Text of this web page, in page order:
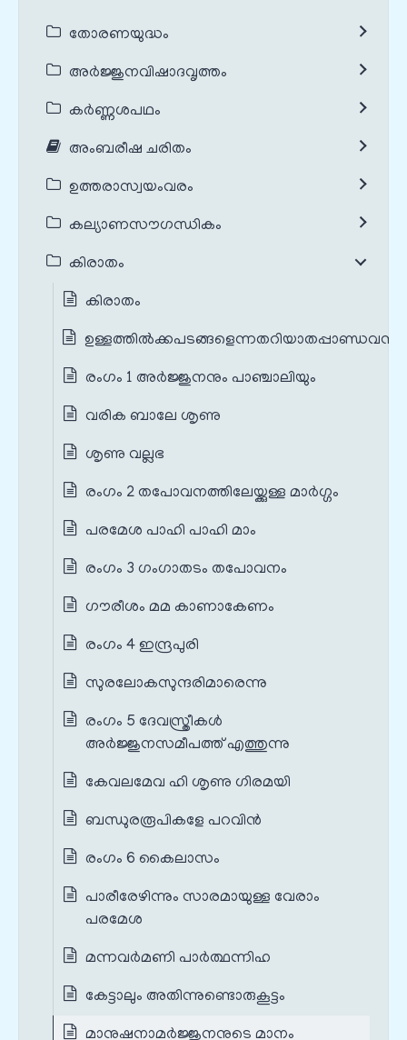
തോരണയുദ്ധം
അർജ്ജുനവിഷാദവൃത്തം
കർണ്ണശപഥം
അംബരീഷ ചരിതം
ഉത്തരാസ്വയംവരം
കല്യാണസൗഗന്ധികം
കിരാതം
കിരാതം
രംഗം 1 അർജ്ജുനനും പാഞ്ചാലിയും
വരിക ബാലേ ശൃണു
ശൃണു വല്ലഭ
രംഗം 2 തപോവനത്തിലേയ്ക്കുള്ള മാർഗ്ഗം
പരമേശ പാഹി പാഹി മാം
രംഗം 3 ഗംഗാതടം തപോവനം
ഗൗരീശം മമ കാണാകേണം
രംഗം 4 ഇന്ദ്രപുരി
സുരലോകസുന്ദരിമാരെന്നു
രംഗം 5 ദേവസ്ത്രീകൾ
അർജ്ജുനസമീപത്ത് എത്തുന്നു
കേവലമേവ ഹി ശൃണു ഗിരമയി
ബന്ധുരരൂപികളേ പറവിൻ
രംഗം 6 കൈലാസം
പാരീരേഴിന്നും സാരമായുള്ള വേരാം
പരമേശ
മന്നവർമണി പാർത്ഥന്നിഹ
കേട്ടാലും അതിന്നുണ്ടൊരുകൂട്ടം
മാനുഷനാമർജ്ജുനനുടെ മാനം